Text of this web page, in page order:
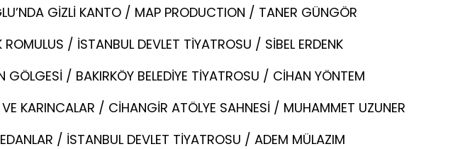
GİZLİ KANTO / MAP PRODUCTION / TANER GÜNGÖR
ROMULUS / İSTANBUL DEVLET TİYATROSU / SİBEL ERDENK
GÖLGESİ / BAKIRKÖY BELEDİYE TİYATROSU / CİHAN YÖNTEM
VE KARINCALAR / CİHANGİR ATÖLYE SAHNESİ / MUHAMMET UZUNER
/ İSTANBUL DEVLET TİYATROSU / ADEM MÜLAZIM